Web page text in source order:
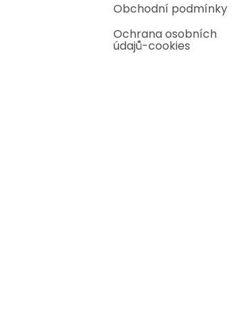
Obchodní podmínky
Ochrana osobních
údajů-cookies